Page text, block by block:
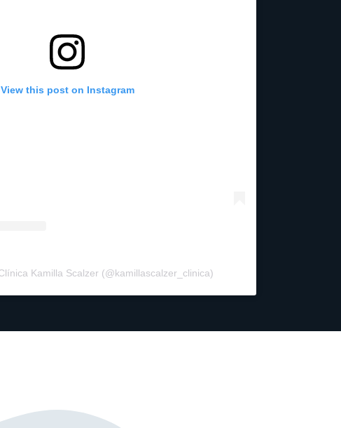
View this post on Instagram
Kamilla Scalzer (@kamillascalzer_clinica)